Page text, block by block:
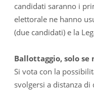
candidati saranno i
elettorale ne hanno
(due candidati) e la
Ballottaggio, solo se
Si vota con la
svolgersi a distanza